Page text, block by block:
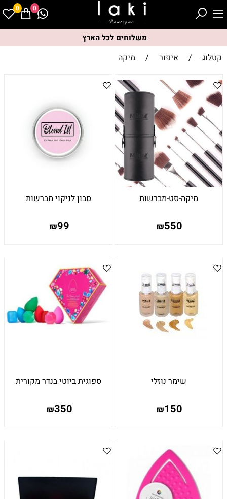
משלוחים לכל הארץ
0 0
קטלוג / איפור / מיקה
מיקה-סט-מברשות
₪550
סבון לניקוי מברשות
₪99
שימר נוזלי
₪150
ספוגית ביוטי בנדר מקורית
₪350